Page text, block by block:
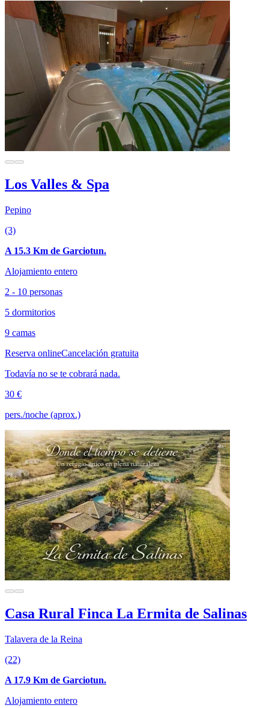
Los Valles & Spa
Pepino
(3)
A 15.3 Km de Garciotun.
Alojamiento entero
2 - 10 personas
5 dormitorios
9 camas
Reserva onlineCancelación gratuita
Todavía no se te cobrará nada.
30 €
pers./noche (aprox.)
Casa Rural Finca La Ermita de Salinas
Talavera de la Reina
(22)
A 17.9 Km de Garciotun.
Alojamiento entero